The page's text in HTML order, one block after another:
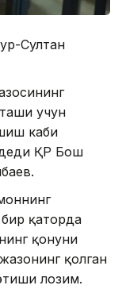
Султан
учун
каби
деди ҚР Бош
қаторда
қонуни
қолган
лозим.